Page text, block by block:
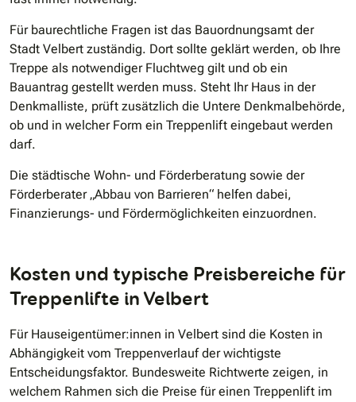
Für baurechtliche Fragen ist das Bauordnungsamt der
Stadt Velbert zuständig. Dort sollte geklärt werden, ob Ihre
Treppe als notwendiger Fluchtweg gilt und ob ein
Bauantrag gestellt werden muss. Steht Ihr Haus in der
Denkmalliste, prüft zusätzlich die Untere Denkmalbehörde,
ob und in welcher Form ein Treppenlift eingebaut werden
darf.
Die städtische Wohn- und Förderberatung sowie der
Förderberater „Abbau von Barrieren“ helfen dabei,
Finanzierungs- und Fördermöglichkeiten einzuordnen.
Kosten und typische Preisbereiche für
Treppenlifte in Velbert
Für Hauseigentümer:innen in Velbert sind die Kosten in
Abhängigkeit vom Treppenverlauf der wichtigste
Entscheidungsfaktor. Bundesweite Richtwerte zeigen, in
welchem Rahmen sich die Preise für einen Treppenlift im